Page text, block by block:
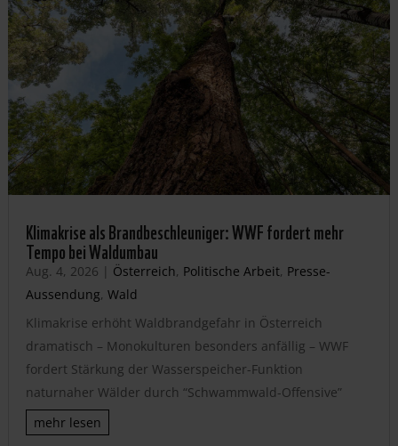
Klimakrise als Brandbeschleuniger: WWF fordert mehr
Tempo bei Waldumbau
Aug. 4, 2026 | Österreich, Politische Arbeit, Presse-
Aussendung, Wald
Klimakrise erhöht Waldbrandgefahr in Österreich
dramatisch – Monokulturen besonders anfällig – WWF
fordert Stärkung der Wasserspeicher-Funktion
naturnaher Wälder durch “Schwammwald-Offensive”
mehr lesen